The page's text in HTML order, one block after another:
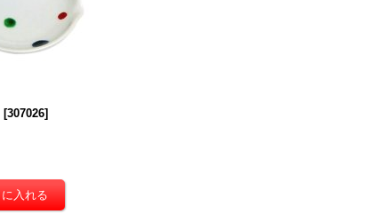
[307026]